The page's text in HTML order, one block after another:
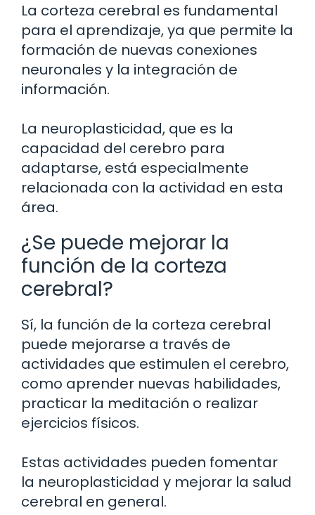
La corteza cerebral es fundamental
para el aprendizaje, ya que permite la
formación de nuevas conexiones
neuronales y la integración de
información.
La neuroplasticidad, que es la
capacidad del cerebro para
adaptarse, está especialmente
relacionada con la actividad en esta
área.
¿Se puede mejorar la
función de la corteza
cerebral?
Sí, la función de la corteza cerebral
puede mejorarse a través de
actividades que estimulen el cerebro,
como aprender nuevas habilidades,
practicar la meditación o realizar
ejercicios físicos.
Estas actividades pueden fomentar
la neuroplasticidad y mejorar la salud
cerebral en general.